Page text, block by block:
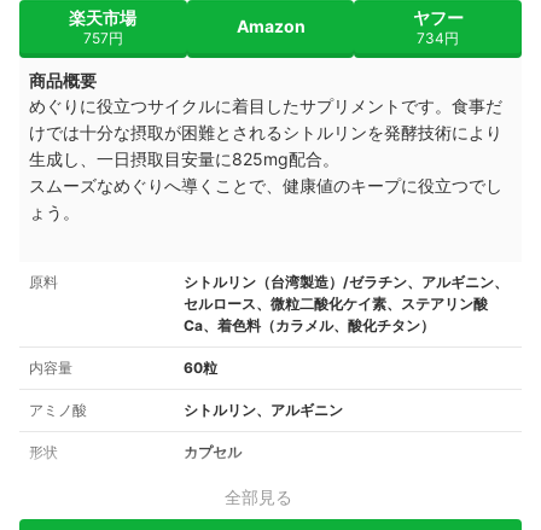
楽天市場
757円
Amazon ヤフー
734円
商品概要
めぐりに役立つサイクルに着目したサプリメントです。 食事だ
けでは十分な摂取が困難とされるシトルリンを発酵技術により
生成し、一日摂取目安量に825mg配合。
スムーズなめぐりへ導くことで、健康値のキープに役立つでし
ょう。
原料
シトルリン（台湾製造）/ゼラチン、アルギニン、
セルロース、微粒二酸化ケイ素、ステアリン酸
Ca、着色料（カラメル、酸化チタン）
内容量 60粒
アミノ酸 シトルリン、アルギニン
形状 カプセル
全部見る